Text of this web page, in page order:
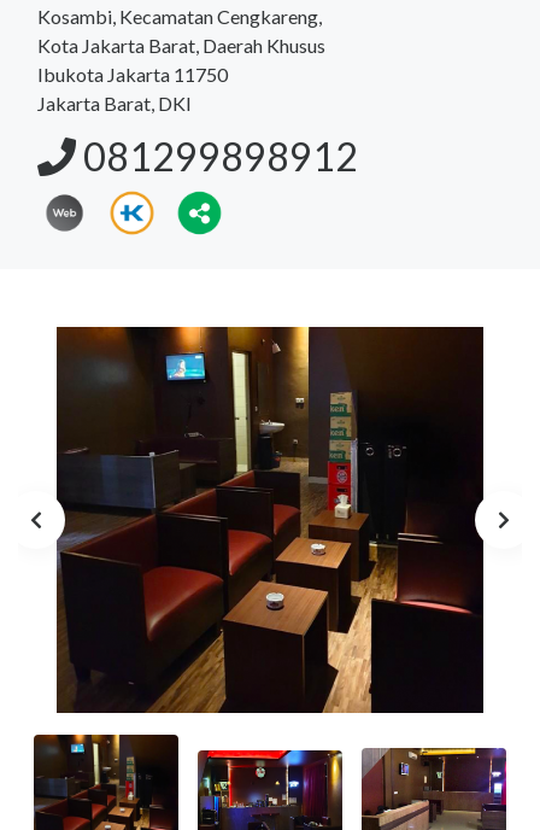
Kosambi, Kecamatan Cengkareng,
Kota Jakarta Barat, Daerah Khusus
Ibukota Jakarta 11750
Jakarta Barat, DKI
081299898912